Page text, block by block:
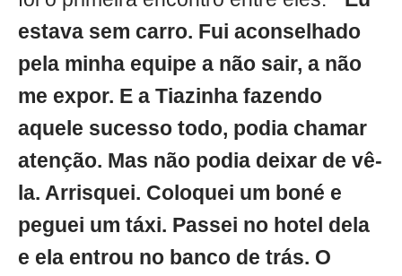
estava sem carro. Fui aconselhado
pela minha equipe a não sair, a não
me expor. E a Tiazinha fazendo
aquele sucesso todo, podia chamar
atenção. Mas não podia deixar de vê-
la. Arrisquei. Coloquei um boné e
peguei um táxi. Passei no hotel dela
e ela entrou no banco de trás. O